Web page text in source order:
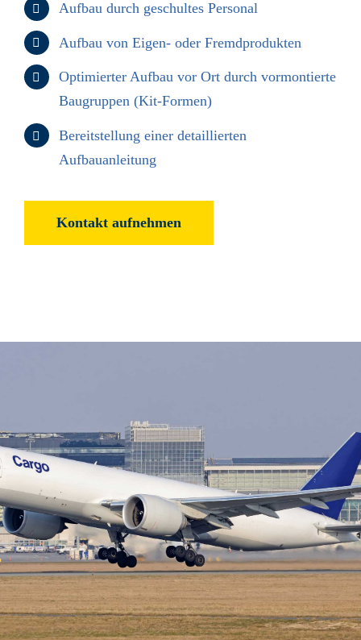
Aufbau durch geschultes Personal
Aufbau von Eigen- oder Fremdprodukten
Optimierter Aufbau vor Ort durch vormontierte
Baugruppen (Kit-Formen)
Bereitstellung einer detaillierten
Aufbauanleitung
Kontakt aufnehmen